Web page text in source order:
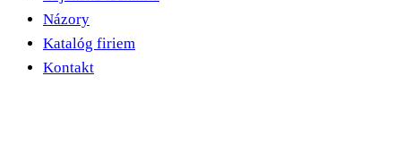
Názory
Katalóg firiem
Kontakt